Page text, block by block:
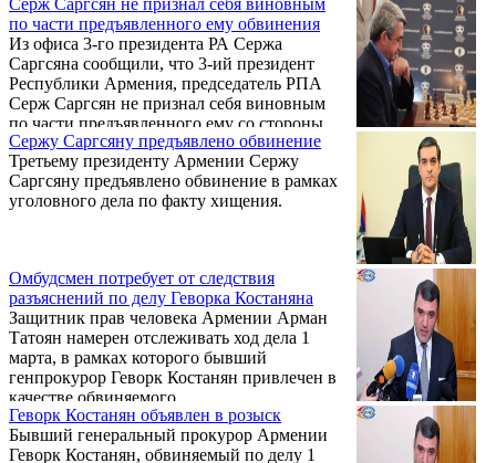
против Сержа Саргсяна, либо его арестуют,
Карапетян дал показание.
обвинения Сержу Саргсяну. .
Серж Саргсян не признал себя виновным
по части предъявленного ему обвинения
Из офиса 3-го президента РА Сержа
Саргсяна сообщили, что 3-ий президент
Республики Армения, председатель РПА
Серж Саргсян не признал себя виновным
по части предъявленного ему со стороны
ССС РА фальшивого и абсурдного
обвинения, считая его политическим
преследованием. .
Сержу Саргсяну предъявлено обвинение
Третьему президенту Армении Сержу
Саргсяну предъявлено обвинение в рамках
уголовного дела по факту хищения.
Омбудсмен потребует от следствия
разъяснений по делу Геворка Костаняна
Защитник прав человека Армении Арман
Татоян намерен отслеживать ход дела 1
марта, в рамках которого бывший
генпрокурор Геворк Костанян привлечен в
качестве обвиняемого. .
Геворк Костанян объявлен в розыск
Бывший генеральный прокурор Армении
Геворк Костанян, обвиняемый по делу 1